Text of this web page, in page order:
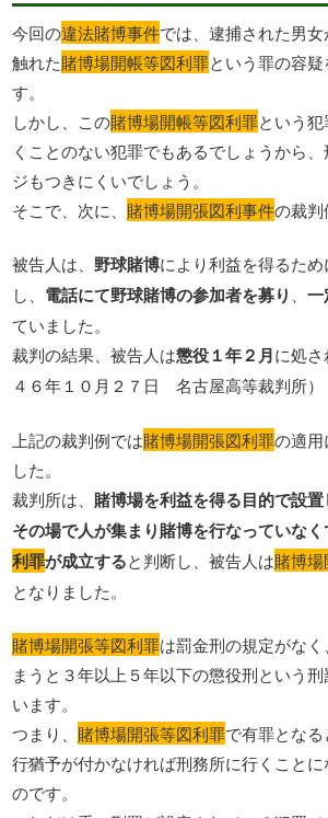
今回の違法賭博事件では、逮捕された男
触れた賭博場開帳等図利罪という罪の容
す。
しかし、この賭博場開帳等図利罪という
くことのない犯罪でもあるでしょうから
ジもつきにくいでしょう。
そこで、次に、 賭博場開張図利事件の裁判
被告人は、野球賭博により利益を得るた
し、 電話にて野球賭博の参加者を募り 、一
ていました。
裁判の結果、被告人は懲役１年２月に処
４６年１０月２７日 名古屋高等裁判所）
上記の裁判例では賭博場開張図利罪の適用
した。
裁判所は、 賭博場を利益を得る目的で設置
その場で人が集まり賭博を行なっていなく
利罪が成立すると判断し、被告人は賭博
となりました。
賭博場開張等図利罪は罰金刑の規定がな
まうと３年以上５年以下の懲役刑という
います。
つまり、 賭博場開張等図利罪で有罪とな
行猶予が付かなければ刑務所に行くことに
のです。